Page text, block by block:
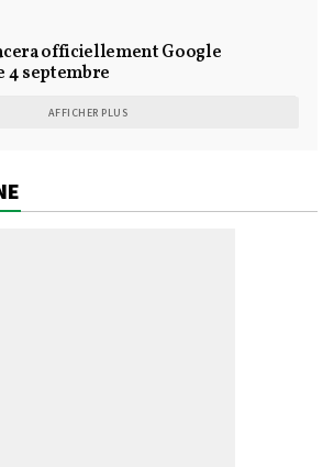
officiellement Google
4 septembre
AFFICHER PLUS